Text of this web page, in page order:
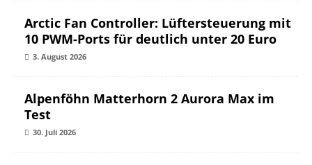
Arctic Fan Controller: Lüftersteuerung mit
10 PWM-Ports für deutlich unter 20 Euro
3. August 2026
Alpenföhn Matterhorn 2 Aurora Max im
Test
30. Juli 2026